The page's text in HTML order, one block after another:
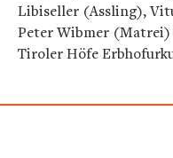
Libiseller (Assling),
Peter Wibmer (Matrei)
Tiroler Höfe